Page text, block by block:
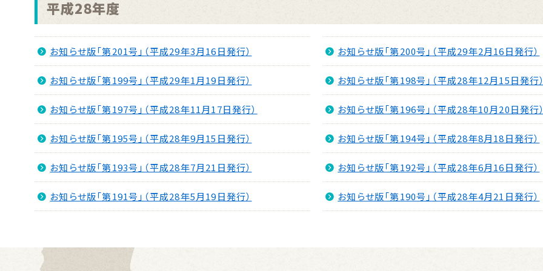
平成28年度
お知らせ版「第201号」（平成29年3月16日発行） お知らせ版「第200号」（平成29年2月16日発行）
お知らせ版「第199号」（平成29年1月19日発行） お知らせ版「第198号」（平成28年12月15日発行
お知らせ版「第197号」（平成28年11月17日発行） お知らせ版「第196号」（平成28年10月20日発行
お知らせ版「第195号」（平成28年9月15日発行） お知らせ版「第194号」（平成28年8月18日発行）
お知らせ版「第193号」（平成28年7月21日発行） お知らせ版「第192号」（平成28年6月16日発行）
お知らせ版「第191号」（平成28年5月19日発行） お知らせ版「第190号」（平成28年4月21日発行）